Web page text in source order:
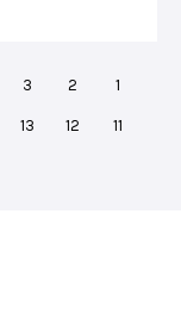
1
2
3
11
12
13